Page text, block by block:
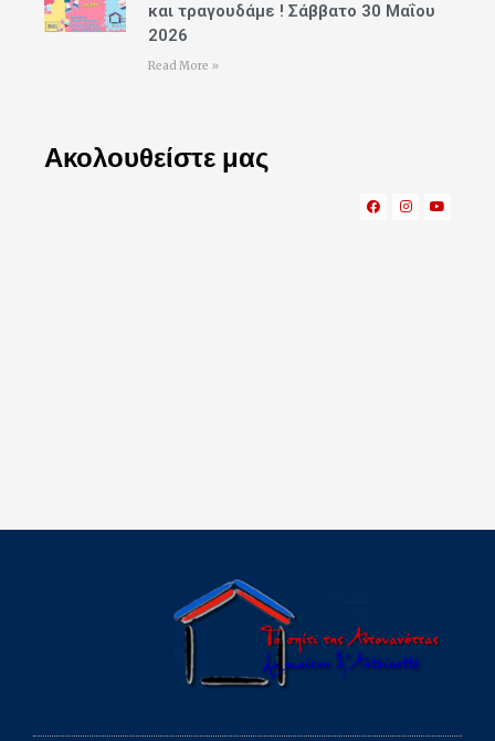
και τραγουδάμε ! Σάββατο 30 Μαΐου
2026
Read More »
Ακολουθείστε μας